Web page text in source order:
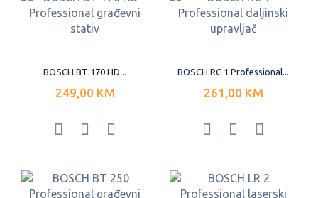
BOSCH BT 170 HD...
249,00 KM
BOSCH RC 1 Professional...
261,00 KM